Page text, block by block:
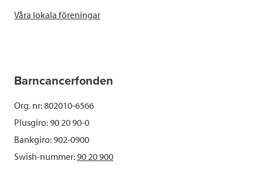
Våra lokala föreningar
Barncancerfonden
Org. nr: 802010-6566
Plusgiro: 90 20 90-0
Bankgiro: 902-0900
Swish-nummer:90 20 900